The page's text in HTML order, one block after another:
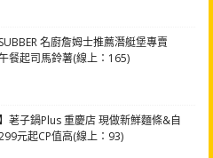
名廚詹姆士推薦潛艇堡專賣
餐起司馬鈴薯(線上：165)
荖子鍋Plus 重慶店 現做新鮮麵條&自
元起CP值高(線上：93)